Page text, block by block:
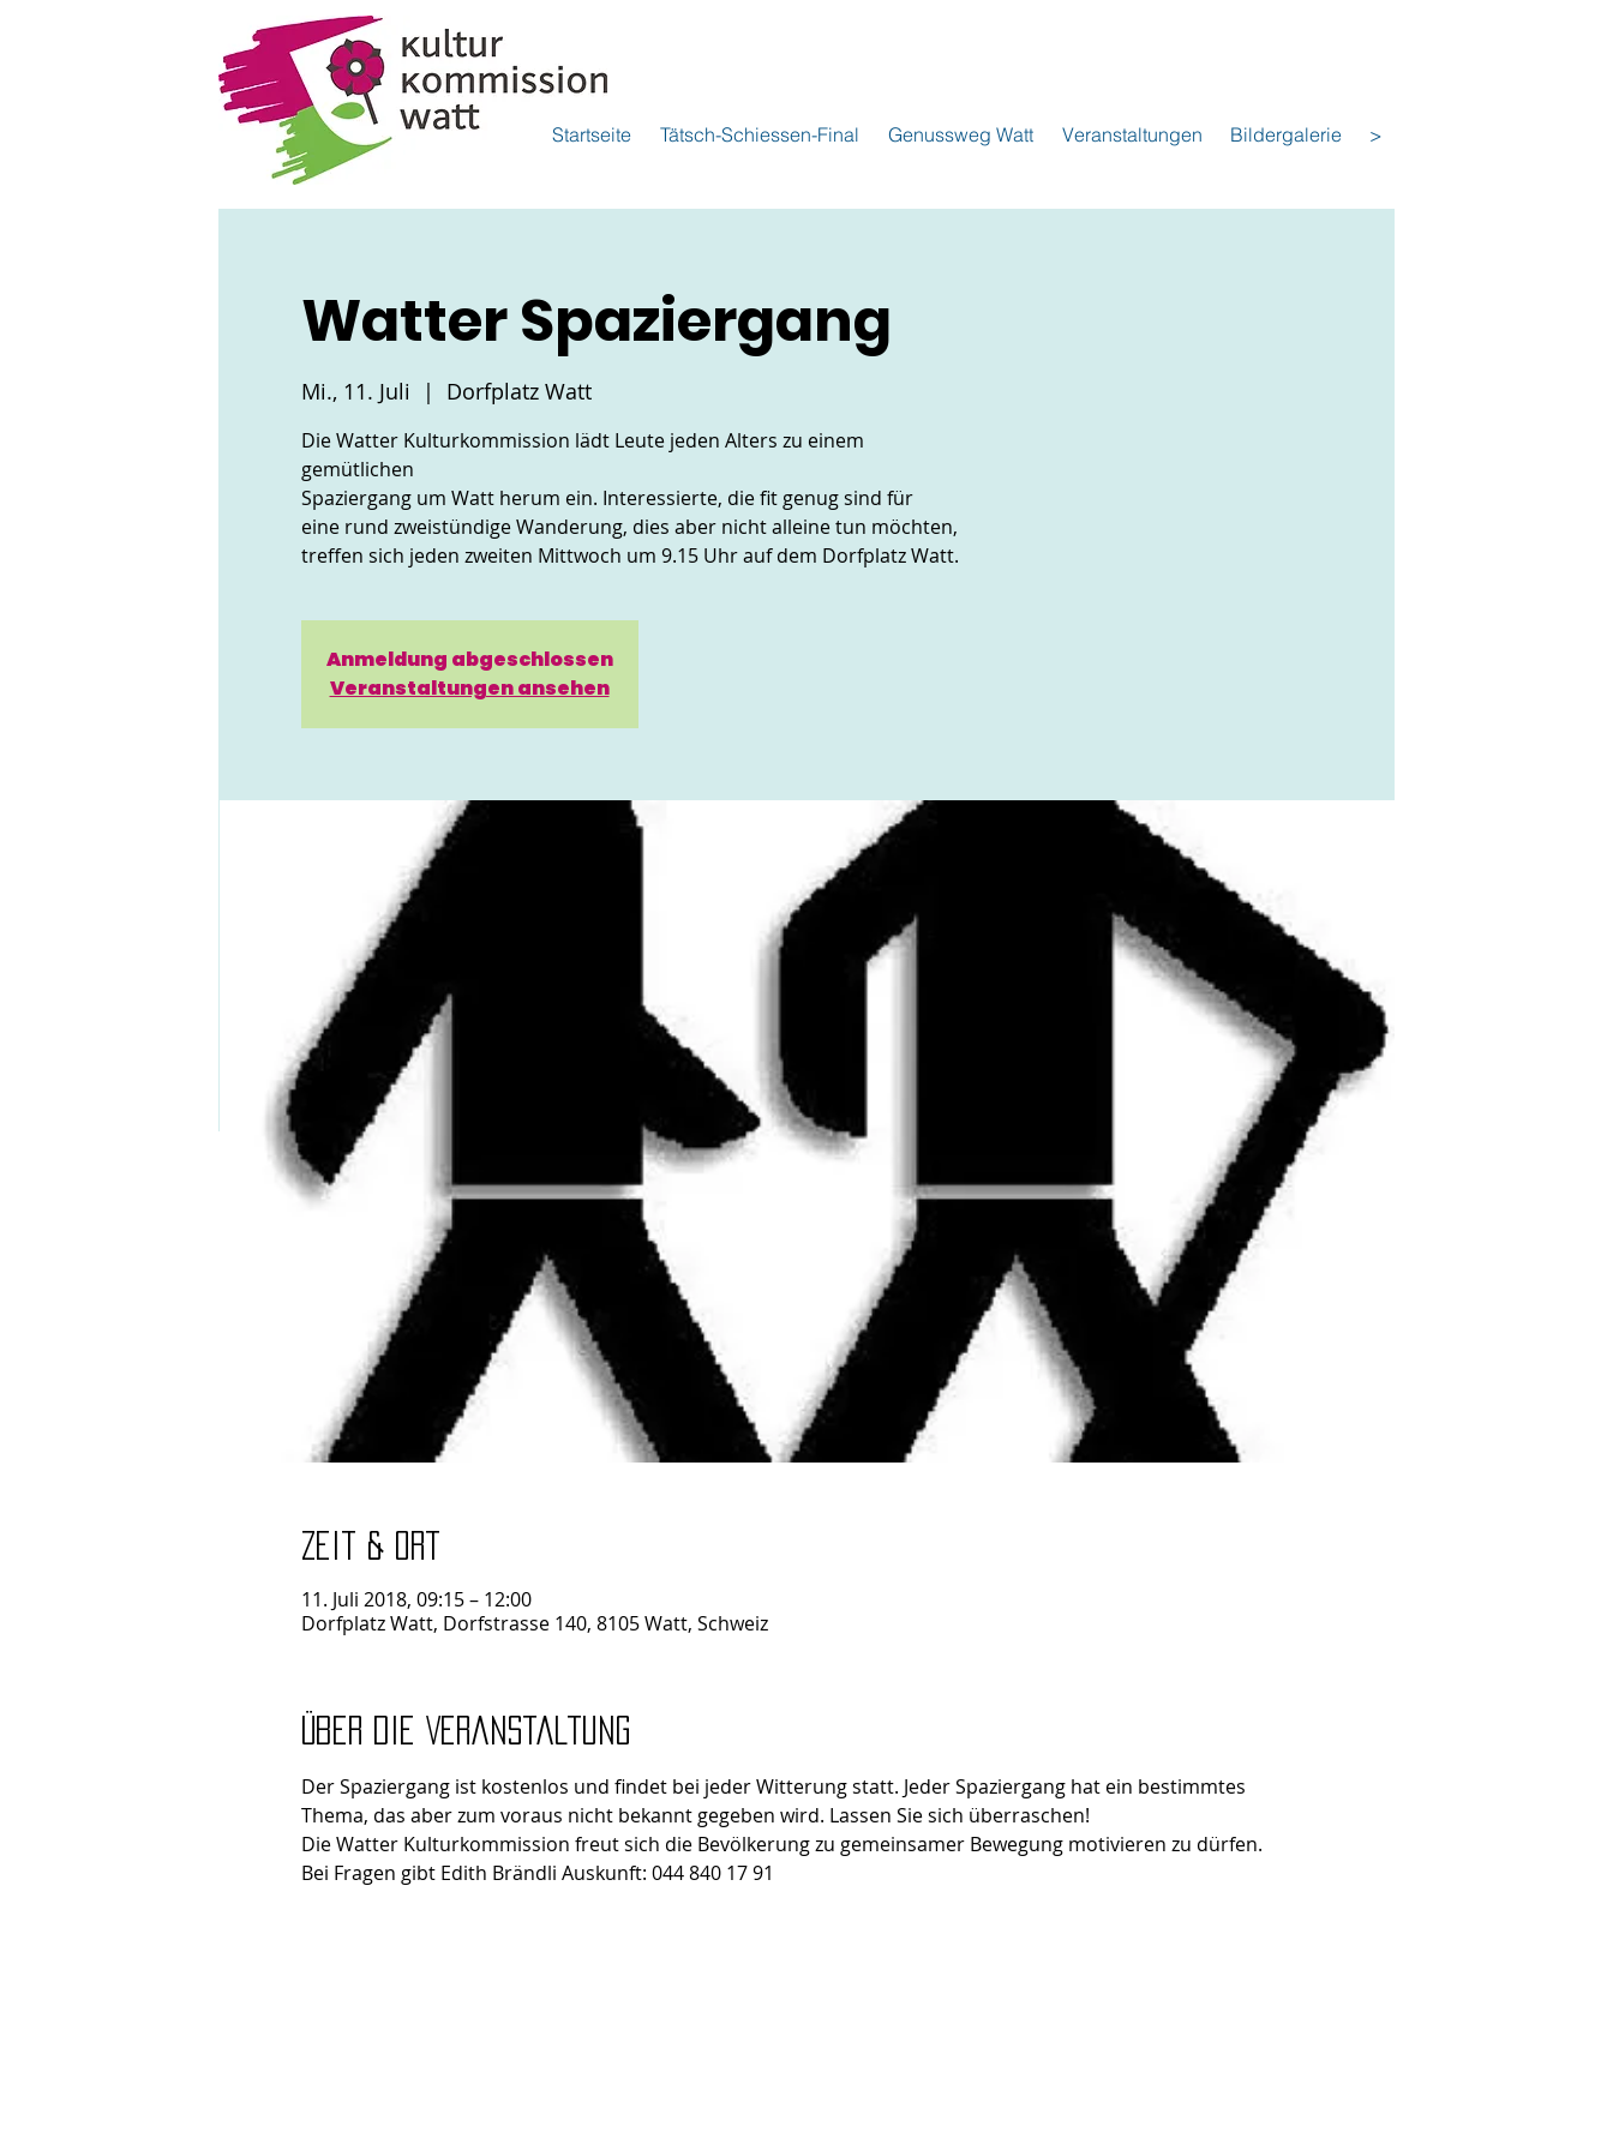
Startseite Tätsch-Schiessen-Final Genussweg Watt Veranstaltungen Bildergalerie >
Watter Spaziergang
Mi., 11. Juli
  |
Dorfplatz Watt
Die Watter Kulturkommission lädt Leute jeden Alters zu einem
gemütlichen
Spaziergang um Watt herum ein. Interessierte, die fit genug sind für
eine rund zweistündige Wanderung, dies aber nicht alleine tun möchten,
treffen sich jeden zweiten Mittwoch um 9.15 Uhr auf dem Dorfplatz Watt.
Anmeldung abgeschlossen
Veranstaltungen ansehen
Zeit & Ort
11. Juli 2018, 09:15 – 12:00
Dorfplatz Watt, Dorfstrasse 140, 8105 Watt, Schweiz
Über die Veranstaltung
Der Spaziergang ist kostenlos und findet bei jeder Witterung statt. Jeder Spaziergang hat ein bestimmtes
Thema, das aber zum voraus nicht bekannt gegeben wird. Lassen Sie sich überraschen!
Die Watter Kulturkommission freut sich die Bevölkerung zu gemeinsamer Bewegung motivieren zu dürfen.
Bei Fragen gibt Edith Brändli Auskunft: 044 840 17 91